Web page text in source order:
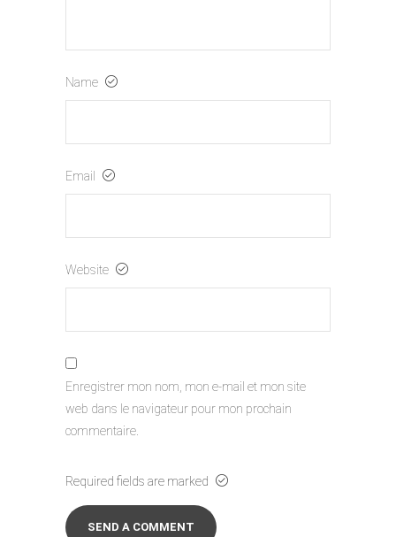
Name
Email
Website
Enregistrer mon nom, mon e-mail et mon site
web dans le navigateur pour mon prochain
commentaire.
Required fields are marked